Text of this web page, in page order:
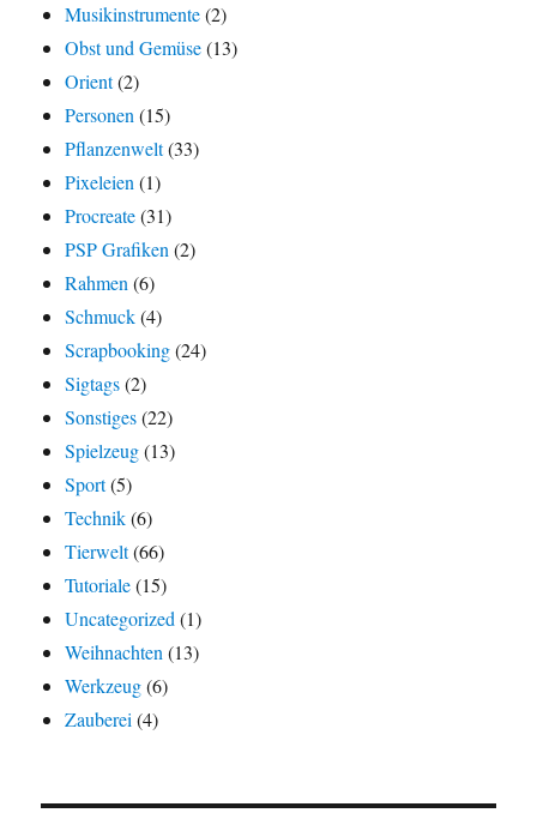
Musikinstrumente(2)
Obst und Gemüse(13)
Orient(2)
Personen(15)
Pflanzenwelt(33)
Pixeleien(1)
Procreate(31)
PSP Grafiken(2)
Rahmen(6)
Schmuck(4)
Scrapbooking(24)
Sigtags(2)
Sonstiges(22)
Spielzeug(13)
Sport(5)
Technik(6)
Tierwelt(66)
Tutoriale(15)
Uncategorized(1)
Weihnachten(13)
Werkzeug(6)
Zauberei(4)